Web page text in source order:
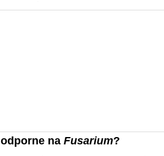
na Fusarium?